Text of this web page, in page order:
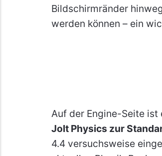
Bildschirmränder
werden können – ein
Auf der Engine-Seite
Jolt Physics zur
4.4 versuchsweise